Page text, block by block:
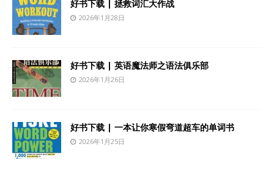
好书下载 | 拯救词汇大作战
2026年1月28日
好书下载 | 英语魔法师之语法俱乐部
2026年1月26日
好书下载 | 一本让你寒假弯道超车的单词书
2026年1月25日